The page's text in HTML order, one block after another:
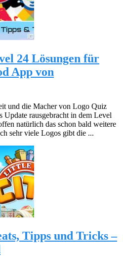
24 Lösungen für
App von
und die Macher von Logo Quiz
Update rausgebracht in dem Level
natürlich das schon bald weitere
sehr viele Logos gibt die ...
Tipps und Tricks –